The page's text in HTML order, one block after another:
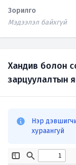
Зорилго
Мэдээлэл байхгүй
Хандив болон
зарцуулалтын
Нэр
хураангуй